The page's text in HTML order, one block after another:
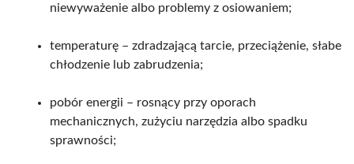
niewyważenie albo problemy z osiowaniem;
temperaturę – zdradzającą tarcie, przeciążenie, słabe
chłodzenie lub zabrudzenia;
pobór energii – rosnący przy oporach
mechanicznych, zużyciu narzędzia albo spadku
sprawności;